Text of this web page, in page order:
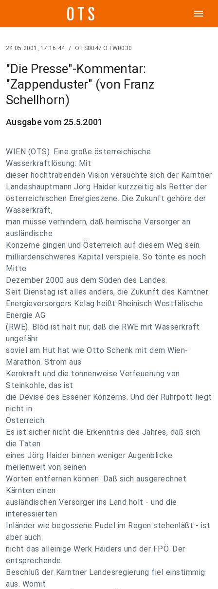
menu
24.05.2001, 17:16:44 / OTS0047 OTW0030
"Die Presse"-Kommentar:
"Zappenduster" (von Franz
Schellhorn)
Ausgabe vom 25.5.2001
WIEN (OTS). Eine große österreichische
Wasserkraftlösung: Mit
dieser hochtrabenden Vision versuchte sich der Kärntner
Landeshauptmann Jörg Haider kurzzeitig als Retter der
österreichischen Energieszene. Die Zukunft gehöre der
Wasserkraft,
man müsse verhindern, daß heimische Versorger an
ausländische
Konzerne gingen und Österreich auf diesem Weg sein
milliardenschweres Kapital verspiele. So tönte es noch
Mitte
Dezember 2000 aus dem Süden des Landes.
Seit Dienstag ist alles anders, die Zukunft des Kärntner
Energieversorgers Kelag heißt Rheinisch Westfälische
Energie AG
(RWE). Blöd ist halt nur, daß die RWE mit Wasserkraft
ungefähr
soviel am Hut hat wie Otto Schenk mit dem Wien-
Marathon. Strom aus
Kernkraft und die tonnenweise Verfeuerung von
Steinkohle, das ist
die Devise des Essener Konzerns. Und der Ruhrpott liegt
nicht in
Österreich.
Es ist sicher nicht die Erkenntnis des Jahres, daß sich
die Taten
eines Jörg Haider binnen weniger Augenblicke
meilenweit von seinen
Worten entfernen können. Daß sich ausgerechnet
Kärnten einen
ausländischen Versorger ins Land holt - und die
interessierten
Inländer wie begossene Pudel im Regen stehenläßt - ist
aber auch
nicht das alleinige Werk Haiders und der FPÖ. Der
entsprechende
Beschluß der Kärntner Landesregierung fiel einstimmig
aus. Womit